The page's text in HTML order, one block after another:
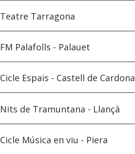
Teatre Tarragona
FM Palafolls - Palauet
Cicle Espais - Castell de Cardona
Nits de Tramuntana - Llançà
Cicle Música en viu - Piera